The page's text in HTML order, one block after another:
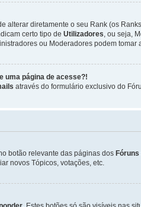
alterar diretamente o seu Rank (os
certo tipo de Utilizadores, ou seja,
ou Moderadores podem
uma página de acesse?!
através do formulário exclusivo do
botão relevante das páginas dos Fóruns
novos Tópicos, votações, etc.